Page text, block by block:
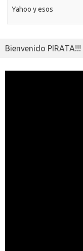
Yahoo y esos
Bienvenido PIRATA!!!